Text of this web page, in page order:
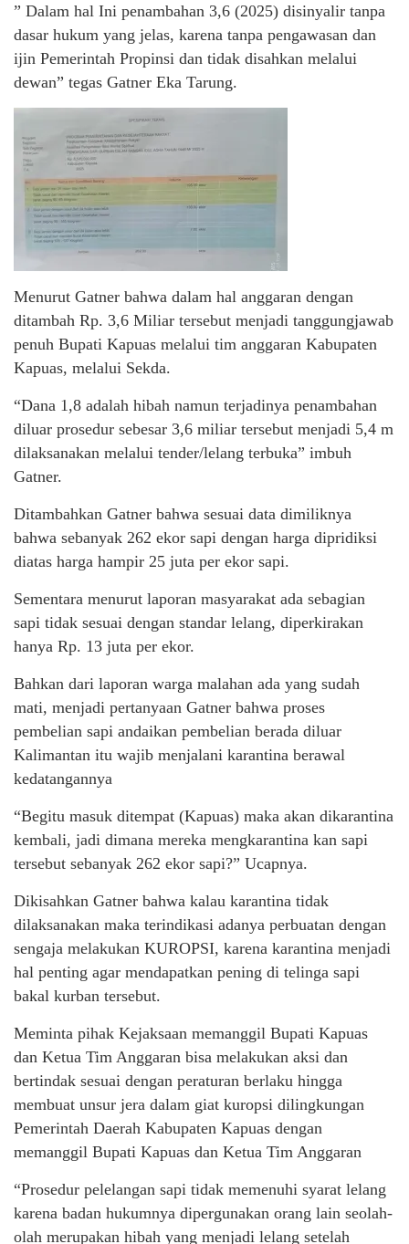
” Dalam hal Ini penambahan 3,6 (2025) disinyalir tanpa
dasar hukum yang jelas, karena tanpa pengawasan dan
ijin Pemerintah Propinsi dan tidak disahkan melalui
dewan” tegas Gatner Eka Tarung.
Menurut Gatner bahwa dalam hal anggaran dengan
ditambah Rp. 3,6 Miliar tersebut menjadi tanggungjawab
penuh Bupati Kapuas melalui tim anggaran Kabupaten
Kapuas, melalui Sekda.
“Dana 1,8 adalah hibah namun terjadinya penambahan
diluar prosedur sebesar 3,6 miliar tersebut menjadi 5,4 m
dilaksanakan melalui tender/lelang terbuka” imbuh
Gatner.
Ditambahkan Gatner bahwa sesuai data dimiliknya
bahwa sebanyak 262 ekor sapi dengan harga dipridiksi
diatas harga hampir 25 juta per ekor sapi.
Sementara menurut laporan masyarakat ada sebagian
sapi tidak sesuai dengan standar lelang, diperkirakan
hanya Rp. 13 juta per ekor.
Bahkan dari laporan warga malahan ada yang sudah
mati, menjadi pertanyaan Gatner bahwa proses
pembelian sapi andaikan pembelian berada diluar
Kalimantan itu wajib menjalani karantina berawal
kedatangannya
“Begitu masuk ditempat (Kapuas) maka akan dikarantina
kembali, jadi dimana mereka mengkarantina kan sapi
tersebut sebanyak 262 ekor sapi?” Ucapnya.
Dikisahkan Gatner bahwa kalau karantina tidak
dilaksanakan maka terindikasi adanya perbuatan dengan
sengaja melakukan KUROPSI, karena karantina menjadi
hal penting agar mendapatkan pening di telinga sapi
bakal kurban tersebut.
Meminta pihak Kejaksaan memanggil Bupati Kapuas
dan Ketua Tim Anggaran bisa melakukan aksi dan
bertindak sesuai dengan peraturan berlaku hingga
membuat unsur jera dalam giat kuropsi dilingkungan
Pemerintah Daerah Kabupaten Kapuas dengan
memanggil Bupati Kapuas dan Ketua Tim Anggaran
“Prosedur pelelangan sapi tidak memenuhi syarat lelang
karena badan hukumnya dipergunakan orang lain seolah-
olah merupakan hibah yang menjadi lelang setelah